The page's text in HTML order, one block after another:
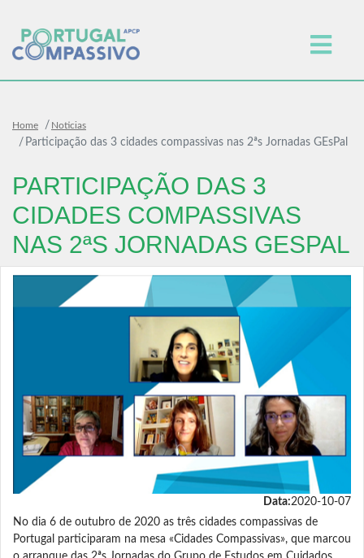
Home Noticias
Participação das 3 cidades compassivas nas 2ªs Jornadas GEsPal
PARTICIPAÇÃO DAS 3
CIDADES COMPASSIVAS
NAS 2ªS JORNADAS GESPAL
Data:2020-10-07
No dia 6 de outubro de 2020 as três cidades compassivas de
Portugal participaram na mesa «Cidades Compassivas», que marcou